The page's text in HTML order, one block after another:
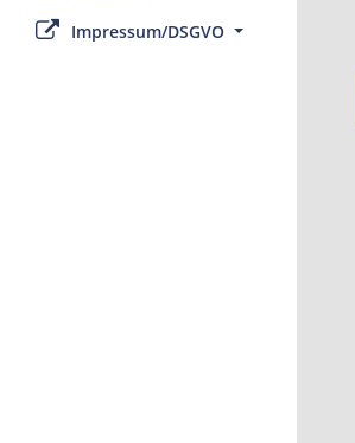
Impressum/DSGVO